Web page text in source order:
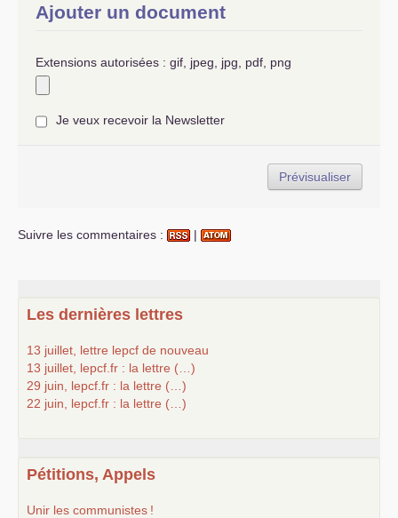
Ajouter un document
Extensions autorisées : gif, jpeg, jpg, pdf, png
Je veux recevoir la Newsletter
Suivre les commentaires : |
Les dernières lettres
13 juillet, lettre lepcf de nouveau
13 juillet, lepcf.fr : la lettre (…)
29 juin, lepcf.fr : la lettre (…)
22 juin, lepcf.fr : la lettre (…)
Pétitions, Appels
Unir les communistes !